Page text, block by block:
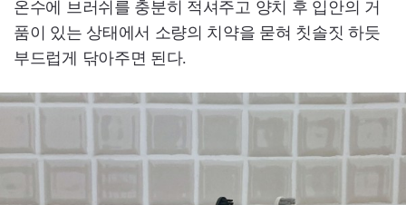
온수에 브러쉬를 충분히 적셔주고 양치 후 입안의 거
품이 있는 상태에서 소량의 치약을 묻혀 칫솔짓 하듯
부드럽게 닦아주면 된다.